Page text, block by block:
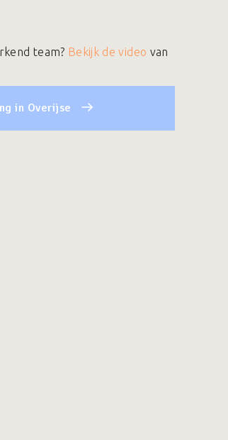
team? Bekijk de video van
in Overijse